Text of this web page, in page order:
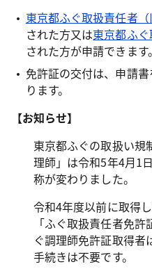
東京都ふぐ取扱責任者
された方又は東京都ふ
された方が申請できます。
免許証の交付は、申請
ります。
【お知らせ】
東京都ふぐの取扱い規
理師」は令和5年4月1
称が変わりました。
令和4年度以前に取得
「ふぐ取扱責任者免
ぐ調理師免許証取得者
手続きは不要です。